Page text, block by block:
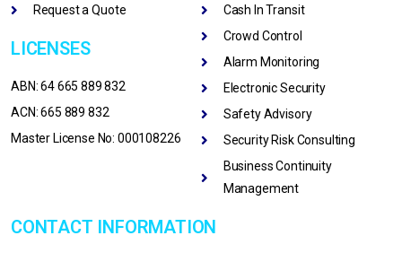
Request a Quote
LICENSES
ABN: 64 665 889 832
ACN: 665 889 832
Master License No: 000108226
Cash In Transit
Crowd Control
Alarm Monitoring
Electronic Security
Safety Advisory
Security Risk Consulting
Business Continuity
Management
CONTACT INFORMATION